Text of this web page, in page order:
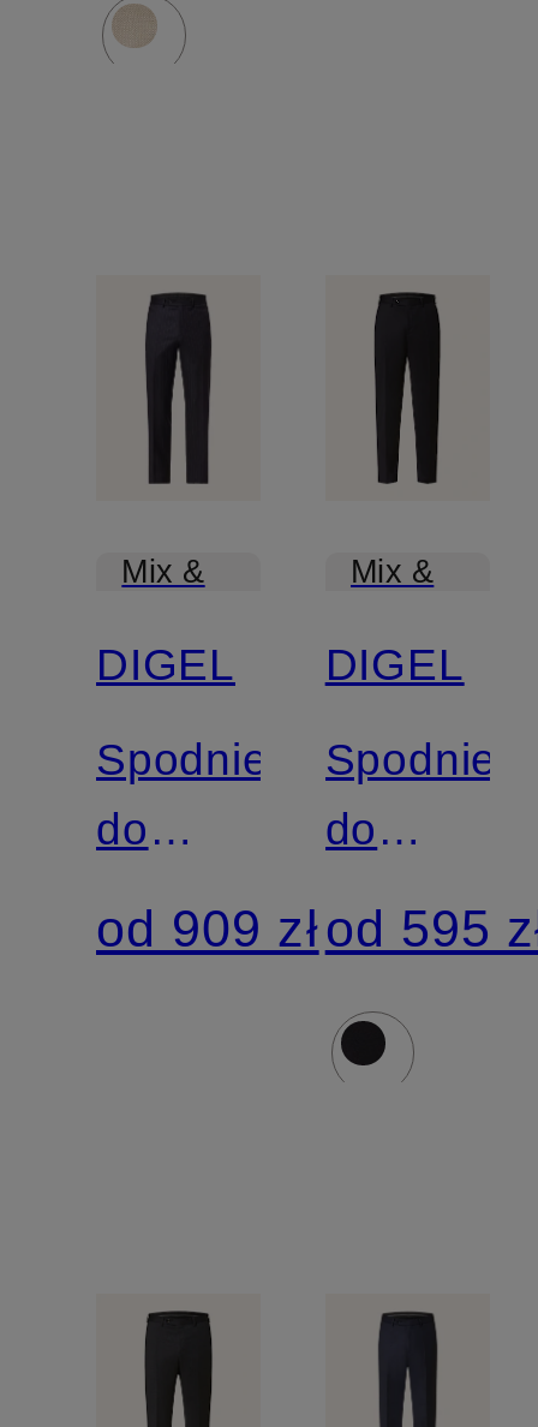
Mix &
DIGEL
Spodnie
do
garnituru
PAOLO
od 909 zł
Mix &
DIGEL
Spodnie
do
garnituru
PER
Modern
od 595